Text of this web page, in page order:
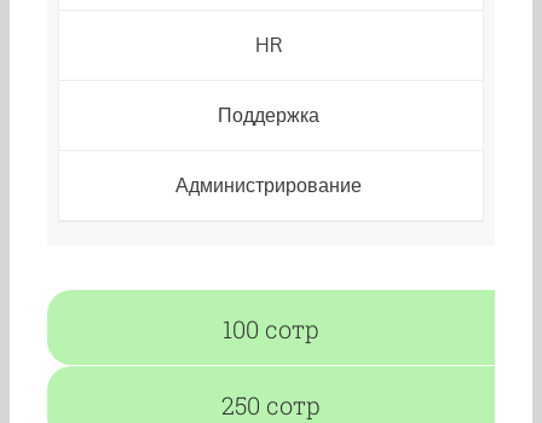
HR
Поддержка
Администрирование
100 сотр
250 сотр